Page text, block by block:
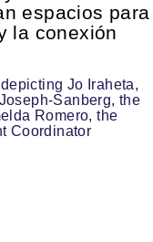
espacios para
la conexión